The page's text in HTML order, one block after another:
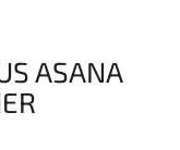
ASANA